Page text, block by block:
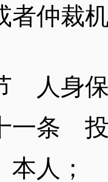
者仲裁
身保
条 投
人；